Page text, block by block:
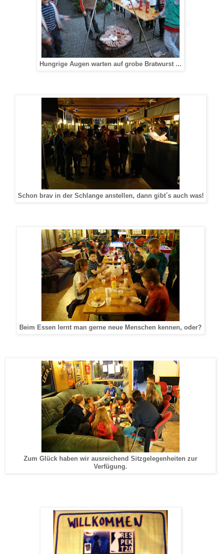
Hungrige Augen warten auf grobe Bratwurst ...
Schon brav in der Schlange anstellen, dann gibt´s auch was!
Beim Essen lernt man gerne neue Menschen kennen, oder?
Zum Glück haben wir ausreichend Sitzgelegenheiten zur
Verfügung.